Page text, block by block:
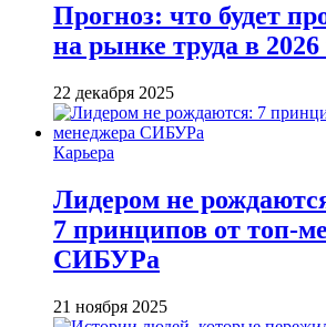
Прогноз: что будет
на рынке труда в 2026
22 декабря 2025
Карьера
Лидером не
7 принципов от топ-
СИБУРа
21 ноября 2025